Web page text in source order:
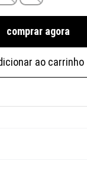
comprar agora
ao carrinho